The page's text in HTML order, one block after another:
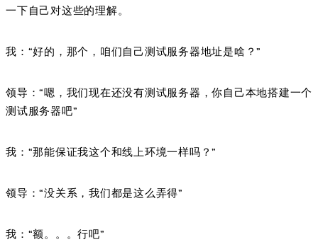
一下自己对这些的理解。
我：“好的，那个，咱们自己测试服务器地址是啥？”
领导：“嗯，我们现在还没有测试服务器，你自己本地搭建一个
测试服务器吧”
我：“那能保证我这个和线上环境一样吗？”
领导：“没关系，我们都是这么弄得”
我：“额。。。行吧”